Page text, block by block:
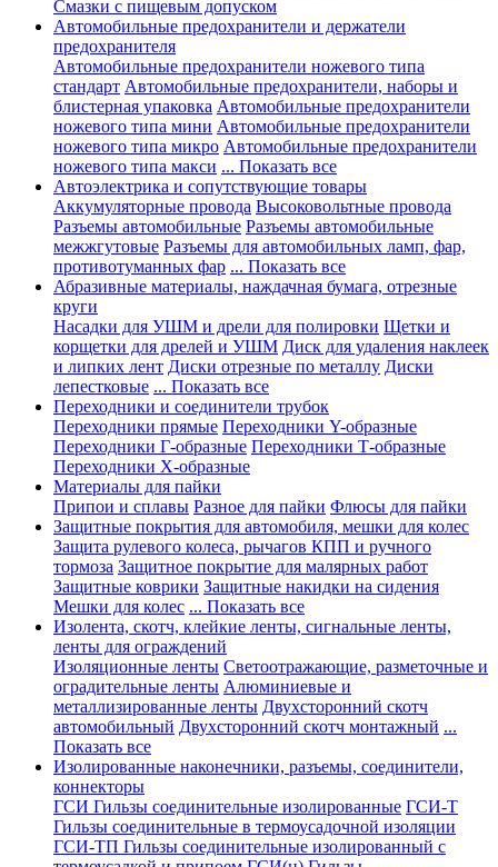
Смазки с пищевым допуском
Автомобильные предохранители и держатели
предохранителя
Автомобильные предохранители ножевого типа
стандарт Автомобильные предохранители, наборы и
блистерная упаковка Автомобильные предохранители
ножевого типа мини Автомобильные предохранители
ножевого типа микро Автомобильные предохранители
ножевого типа макси ... Показать все
Автоэлектрика и сопутствующие товары
Аккумуляторные провода Высоковольтные провода
Разъемы автомобильные Разъемы автомобильные
межжгутовые Разъемы для автомобильных ламп, фар,
противотуманных фар ... Показать все
Абразивные материалы, наждачная бумага, отрезные
круги
Насадки для УШМ и дрели для полировки Щетки и
корщетки для дрелей и УШМ Диск для удаления наклеек
и липких лент Диски отрезные по металлу Диски
лепестковые ... Показать все
Переходники и соединители трубок
Переходники прямые Переходники Y-образные
Переходники Г-образные Переходники Т-образные
Переходники Х-образные
Материалы для пайки
Припои и сплавы Разное для пайки Флюсы для пайки
Защитные покрытия для автомобиля, мешки для колес
Защита рулевого колеса, рычагов КПП и ручного
тормоза Защитное покрытие для малярных работ
Защитные коврики Защитные накидки на сидения
Мешки для колес ... Показать все
Изолента, скотч, клейкие ленты, сигнальные ленты,
ленты для ограждений
Изоляционные ленты Светоотражающие, разметочные и
оградительные ленты Алюминиевые и
металлизированные ленты Двухсторонний скотч
автомобильный Двухсторонний скотч монтажный ...
Показать все
Изолированные наконечники, разъемы, соединители,
коннекторы
ГСИ Гильзы соединительные изолированные ГСИ-Т
Гильзы соединительные в термоусадочной изоляции
ГСИ-ТП Гильзы соединительные изолированный с